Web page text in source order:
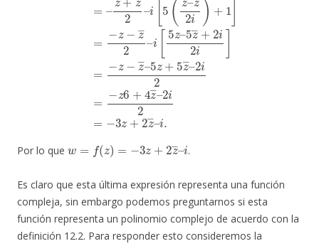
Por lo que
z)= − 2z i
.
Es claro que esta última expresión representa una función
compleja, sin embargo podemos preguntarnos si esta
función representa un polinomio complejo de acuerdo con la
definición 12.2. Para responder esto consideremos la